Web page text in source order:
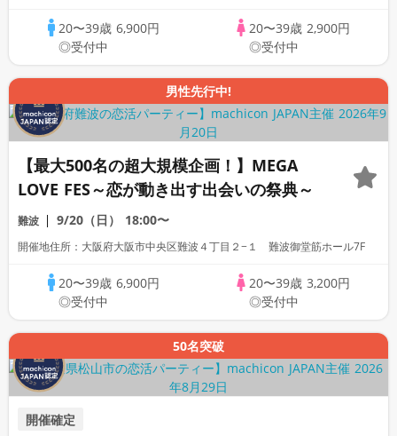
20〜39歳 6,900円
◎受付中
20〜39歳 2,900円
◎受付中
男性先行中!
【最大500名の超大規模企画！】MEGA
LOVE FES～恋が動き出す出会いの祭典～
難波 9/20（日） 18:00〜
開催地住所：大阪府大阪市中央区難波４丁目２−１ 難波御堂筋ホール7F
20〜39歳 6,900円
◎受付中
20〜39歳 3,200円
◎受付中
50名突破
開催確定